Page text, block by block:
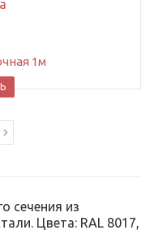
1м
сечения из
Цвета: RAL 8017,